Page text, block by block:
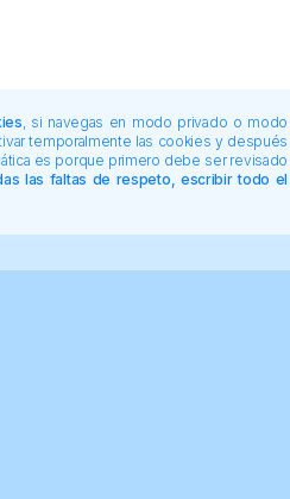
, si navegas en modo privado o modo
temporalmente las cookies y después
es porque primero debe ser revisado
las faltas de respeto, escribir todo el